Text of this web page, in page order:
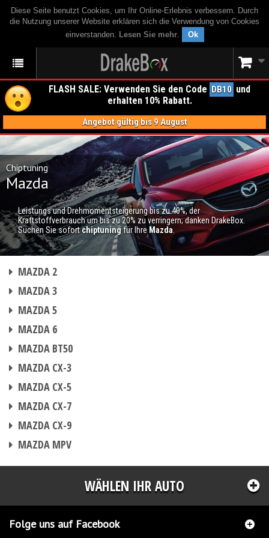
Diese Seite benutzt Cookies, um Ihr Online-Erlebnis verbessern. Durch
die Nutzung unserer Website erklären sich die Verwendung von Cookies
einverstanden. Lesen Sie mehr. Ok
FLASH SALE: Verwenden Sie den Code DB10 und
erhalten 10% Rabatt.
Angebot gültig bis 9 August
Chiptuning
Mazda
Leistungs und Drehmomentsteigerung bis zu 40%, der
Kraftstoffverbrauch um bis zu 20% zu verringern; danken DrakeBox.
Suchen Sie sofortchiptuningfür Ihre Mazda
MAZDA 2
MAZDA 3
MAZDA 5
MAZDA 6
MAZDA BT50
MAZDA CX-3
MAZDA CX-5
MAZDA CX-7
MAZDA CX-9
MAZDA MPV
WÄHLEN IHR AUTO
Folge uns auf Facebook